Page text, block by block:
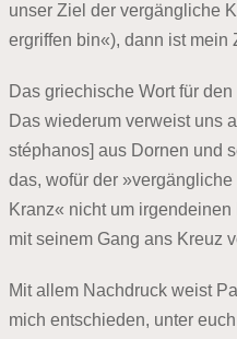
unser Ziel der vergängliche
ergriffen bin«), dann ist
Das griechische Wort für
Das wiederum verweist uns
stéphanos] aus Dornen und
das, wofür der
Kranz« nicht um
mit seinem Gang ans Kreuz
Mit allem Nachdruck weist
mich entschieden, unter